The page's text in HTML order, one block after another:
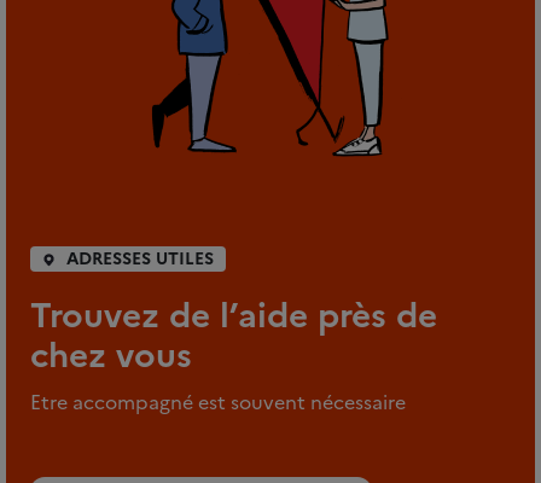
ADRESSES UTILES
Trouvez de l’aide près de
chez vous
Etre accompagné est souvent nécessaire